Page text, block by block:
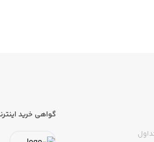
گواهی خرید